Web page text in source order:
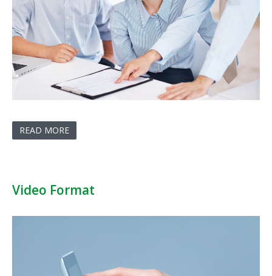
READ MORE
Video Format